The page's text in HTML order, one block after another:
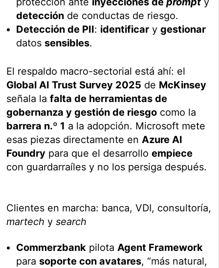
detección de conductas de riesgo.
Detección de PII: identificar ygestionar
datos sensibles.
El respaldo macro-sectorial está ahí: el
Global AI Trust Survey 2025 de McKinsey
señala lafalta de herramientas de
gobernanza y gestión de riesgo como la
barrera n.º 1 a la adopción. Microsoft mete
esas piezas directamente enAzure AI
Foundry para que el desarrolloempiece
con guardarraíles y no los persiga después.
Clientes en marcha: banca, VDI, consultoría,
martech ysearch
Commerzbank pilotaAgent Framework
para soporte con avatares, “más natural,